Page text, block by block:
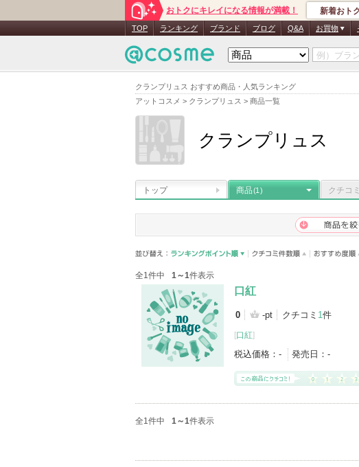
クランプリュス おすすめ商品・人気ランキング
アットコスメ > クランプリュス > 商品一覧
おトクにキレイになる情報が満載！ 新着おト
TOP ランキング ブランド ブログ Q&A お買物
クランプリュス
トップ 商品(1) クチコミ
全1件中 1～1件表示
口紅
0 -pt クチコミ 1件
[口紅]
税込価格： - 発売日： -
全1件中 1～1件表示